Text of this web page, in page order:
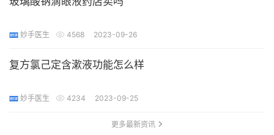
妙手医生 4568 2023-09-26
复方氯己定含漱液功能怎么样
妙手医生 4234 2023-09-25
更多最新资讯